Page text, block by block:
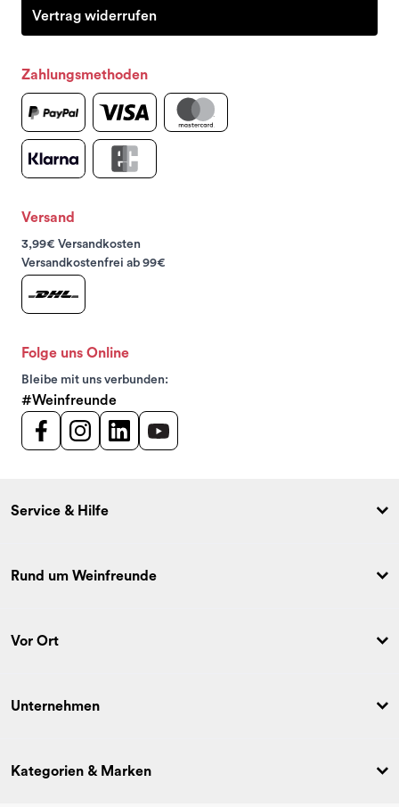
Vertrag widerrufen
Zahlungsmethoden
Versand
3,99€ Versandkosten
Versandkostenfrei ab 99€
Folge uns Online
Bleibe mit uns verbunden:
#Weinfreunde
Service & Hilfe
Rund um Weinfreunde
Vor Ort
Unternehmen
Kategorien & Marken